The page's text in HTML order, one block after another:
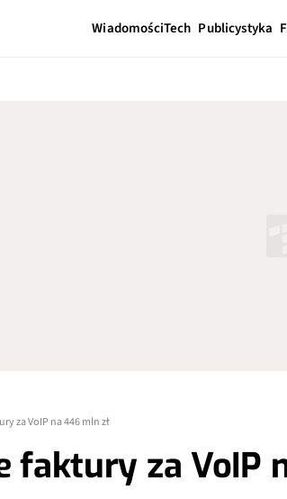
WiadomościTech Publicystyka
za VoIP na 446 mln zł
faktury za VoIP